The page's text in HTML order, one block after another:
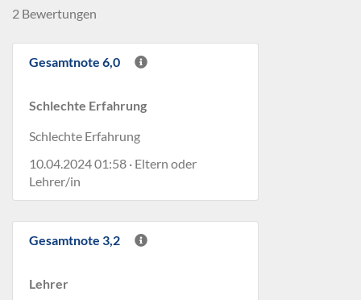
2 Bewertungen
Gesamtnote 6,0
Schlechte Erfahrung
Schlechte Erfahrung
10.04.2024 01:58 · Eltern oder
Lehrer/in
Gesamtnote 3,2
Lehrer